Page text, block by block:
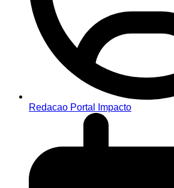
Redacao Portal Impacto